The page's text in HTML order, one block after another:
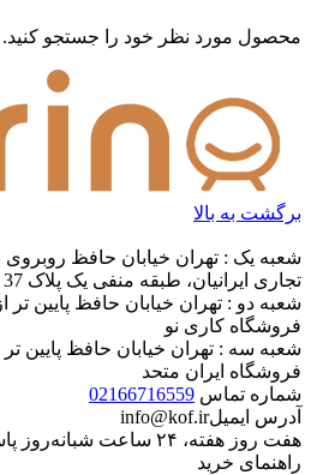
محصول مورد نظر خود را جستجو کنید.
برگشت به بالا
شعبه یک : تهران خیابان حافظ روبروی
تجاری ایرانیان، طبقه منفی یک پلاک 37 و 38
فروشگاه کاری نو
فروشگاه ایران متحد
شماره تماس 02166716559
آدرس ایمیلinfo@kof.ir
هفت روز هفته، ۲۴ ساعت شبانه‌روز پاسخگوی شما هستیم.
راهنمای خرید